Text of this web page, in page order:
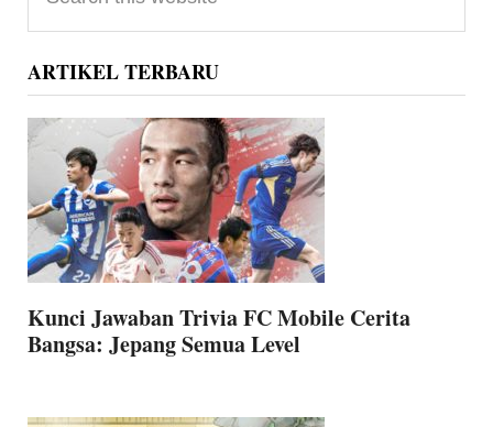
Sidebar
this
website
ARTIKEL TERBARU
Kunci Jawaban Trivia FC Mobile Cerita
Bangsa: Jepang Semua Level